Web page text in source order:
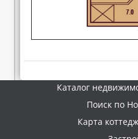
Каталог
Поиск по
Карта